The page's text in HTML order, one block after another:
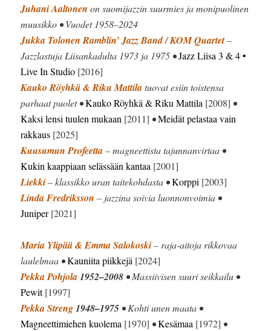
Juhani Aaltonen on suomijazzin suurmies ja monipuolinen
muusikko • Vuodet 1958–2024
Jukka Tolonen Ramblin’ Jazz Band / KOM Quartet–
Jazzlastuja Liisankadulta 1973 ja 1975 •Jazz Liisa 3 & 4 •
Live In Studio [2016]
Kauko Röyhkä & Riku Mattilatuovat esiin toistensa
parhaat puolet •Kauko Röyhkä & Riku Mattila [2008] •
Kaksi lensi tuulen mukaan [2011] •Meidät pelastaa vain
rakkaus [2025]
Kuusumun Profeetta– magneettista tajunnanvirtaa •
Kukin kaappiaan selässään kantaa [2001]
Liekki– klassikko uran taitekohdasta •Korppi [2003]
Linda Fredriksson – jazzina soivia luonnonvoimia •
Juniper[2021]
Maria Ylipää & Emma Salokoski– raja-aitoja rikkovaa
laulelmaa •Kauniita piikkejä [2024]
Pekka Pohjola1952–2008 • Massiivisen suuri seikkailu •
Pewit[1997]
Pekka Streng1948–1975 • Kohti unen maata •
Magneettimiehen kuolema [1970] •Kesämaa [1972] •